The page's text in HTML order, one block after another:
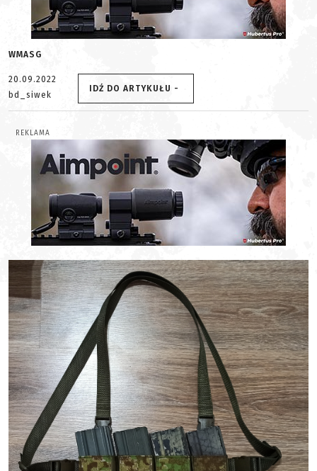
WMASG
20.09.2022
bd_siwek
IDŹ DO ARTYKUŁU -
REKLAMA